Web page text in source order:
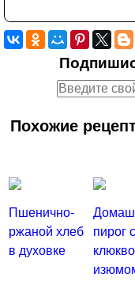
Похожие
Пшенично-
ржаной хлеб
в духовке
пирог с